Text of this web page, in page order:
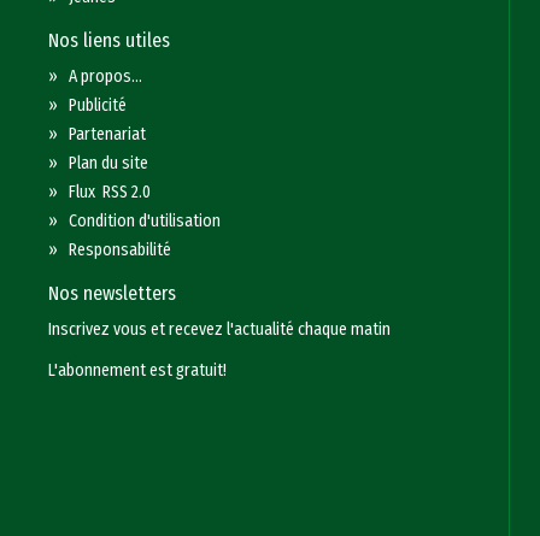
Nos liens utiles
»A propos...
»Publicité
»Partenariat
»Plan du site
»Flux RSS 2.0
»Condition d'utilisation
»Responsabilité
Nos newsletters
Inscrivez vous et recevez l'actualité chaque matin
L'abonnement est gratuit!